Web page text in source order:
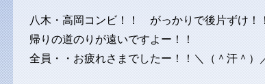
八木・高岡コンビ！！ がっかりで後片ずけ！！
帰りの道のりが遠いですよー！！
全員・・お疲れさまでしたー！！＼（＾汗＾）